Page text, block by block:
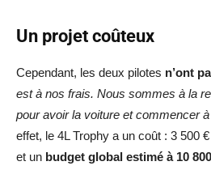
Un projet coûteux
Cependant, les deux pilotes n’ont
est à nos frais. Nous sommes à la
pour avoir la voiture et commencer
effet, le 4L Trophy a un coût : 3 500
et un budget global estimé à 10